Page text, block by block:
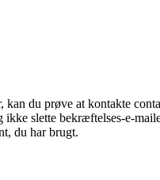
du prøve at kontakte
slette bekræftelses-e-
du har brugt.